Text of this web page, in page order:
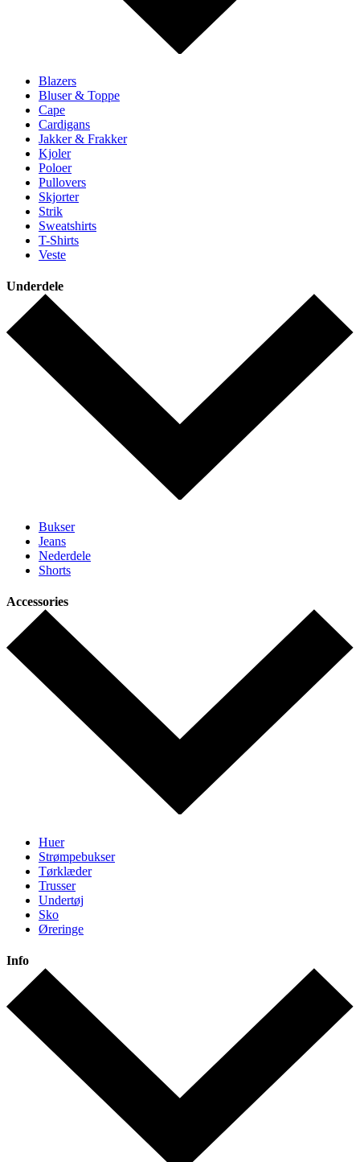
Blazers
Bluser & Toppe
Cape
Cardigans
Jakker & Frakker
Kjoler
Poloer
Pullovers
Skjorter
Strik
Sweatshirts
T-Shirts
Veste
Underdele
Bukser
Jeans
Nederdele
Shorts
Accessories
Huer
Strømpebukser
Tørklæder
Trusser
Undertøj
Sko
Øreringe
Info